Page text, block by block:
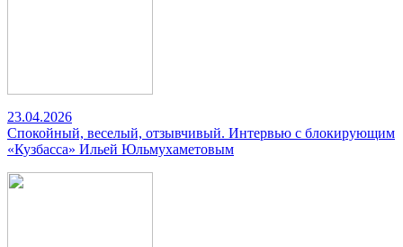
23.04.2026
Спокойный, веселый, отзывчивый. Интервью с блокирующим
«Кузбасса» Ильей Юльмухаметовым